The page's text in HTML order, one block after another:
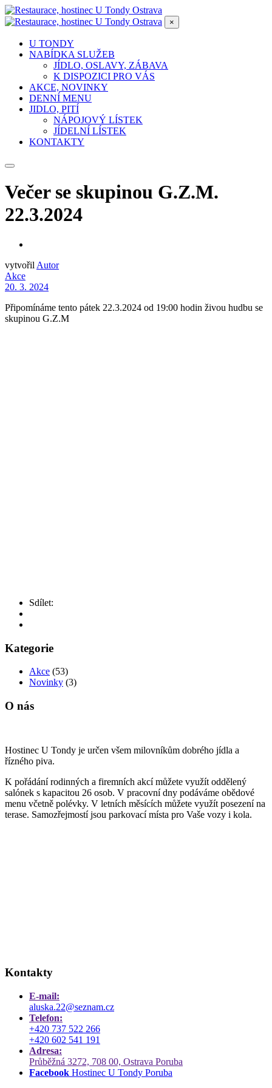
×
U TONDY
NABÍDKA SLUŽEB
JÍDLO, OSLAVY, ZÁBAVA
K DISPOZICI PRO VÁS
AKCE, NOVINKY
DENNÍ MENU
JIDLO, PITÍ
NÁPOJOVÝ LÍSTEK
JÍDELNÍ LÍSTEK
KONTAKTY
Večer se skupinou G.Z.M.
22.3.2024
vytvořil Autor
Akce
20. 3. 2024
Připomínáme tento pátek 22.3.2024 od 19:00 hodin živou hudbu se
skupinou G.Z.M
Sdílet:
Kategorie
Akce (53)
Novinky (3)
O nás
Hostinec U Tondy je určen všem milovníkům dobrého jídla a
řízného piva.
K pořádání rodinných a firemních akcí můžete využít oddělený
salónek s kapacitou 26 osob. V pracovní dny podáváme obědové
menu včetně polévky. V letních měsících můžete využít posezení na
terase. Samozřejmostí jsou parkovací místa pro Vaše vozy i kola.
Kontakty
E-mail:
aluska.22@seznam.cz
Telefon:
+420 737 522 266
+420 602 541 191
Adresa:
Průběžná 3272, 708 00, Ostrava Poruba
Facebook Hostinec U Tondy Poruba